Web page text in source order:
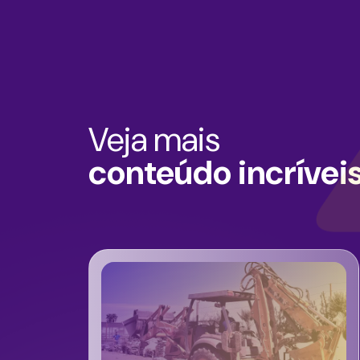
Veja mais
conteúdo